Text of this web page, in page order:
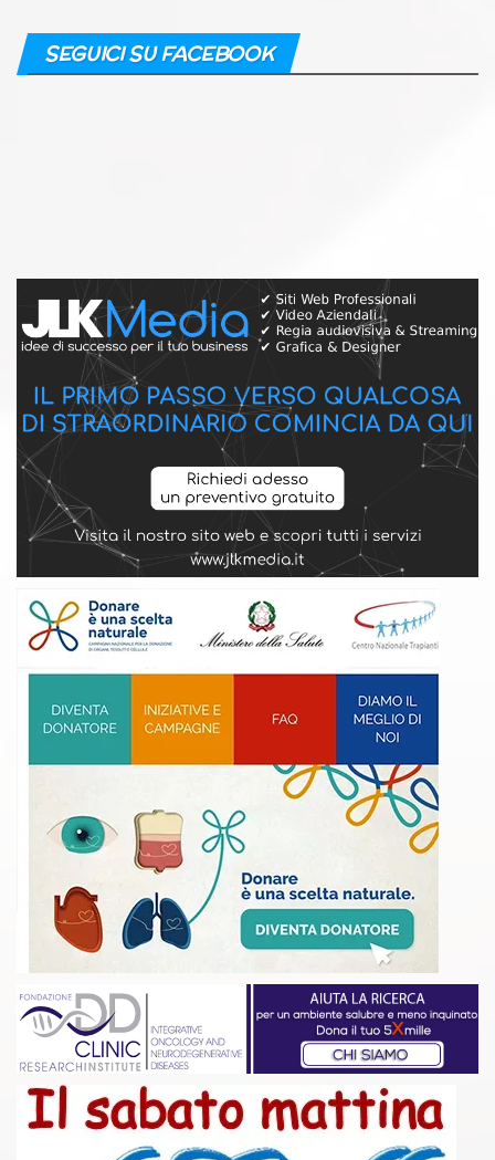
SEGUICI SU FACEBOOK